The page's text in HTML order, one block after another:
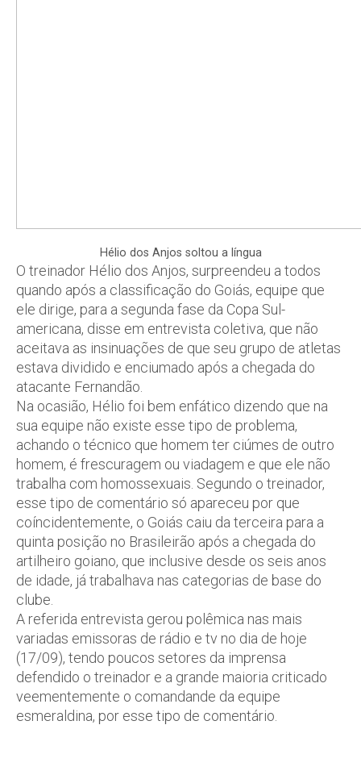
Hélio dos Anjos soltou a língua
O treinador Hélio dos Anjos, surpreendeu a todos
quando após a classificação do Goiás, equipe que
ele dirige, para a segunda fase da Copa Sul-
americana, disse em entrevista coletiva, que não
aceitava as insinuações de que seu grupo de atletas
estava dividido e enciumado após a chegada do
atacante Fernandão.
Na ocasião, Hélio foi bem enfático dizendo que na
sua equipe não existe esse tipo de problema,
achando o técnico que homem ter ciúmes de outro
homem, é frescuragem ou viadagem e que ele não
trabalha com homossexuais. Segundo o treinador,
esse tipo de comentário só apareceu por que
coíncidentemente, o Goiás caiu da terceira para a
quinta posição no Brasileirão após a chegada do
artilheiro goiano, que inclusive desde os seis anos
de idade, já trabalhava nas categorias de base do
clube.
A referida entrevista gerou polêmica nas mais
variadas emissoras de rádio e tv no dia de hoje
(17/09), tendo poucos setores da imprensa
defendido o treinador e a grande maioria criticado
veementemente o comandande da equipe
esmeraldina, por esse tipo de comentário.